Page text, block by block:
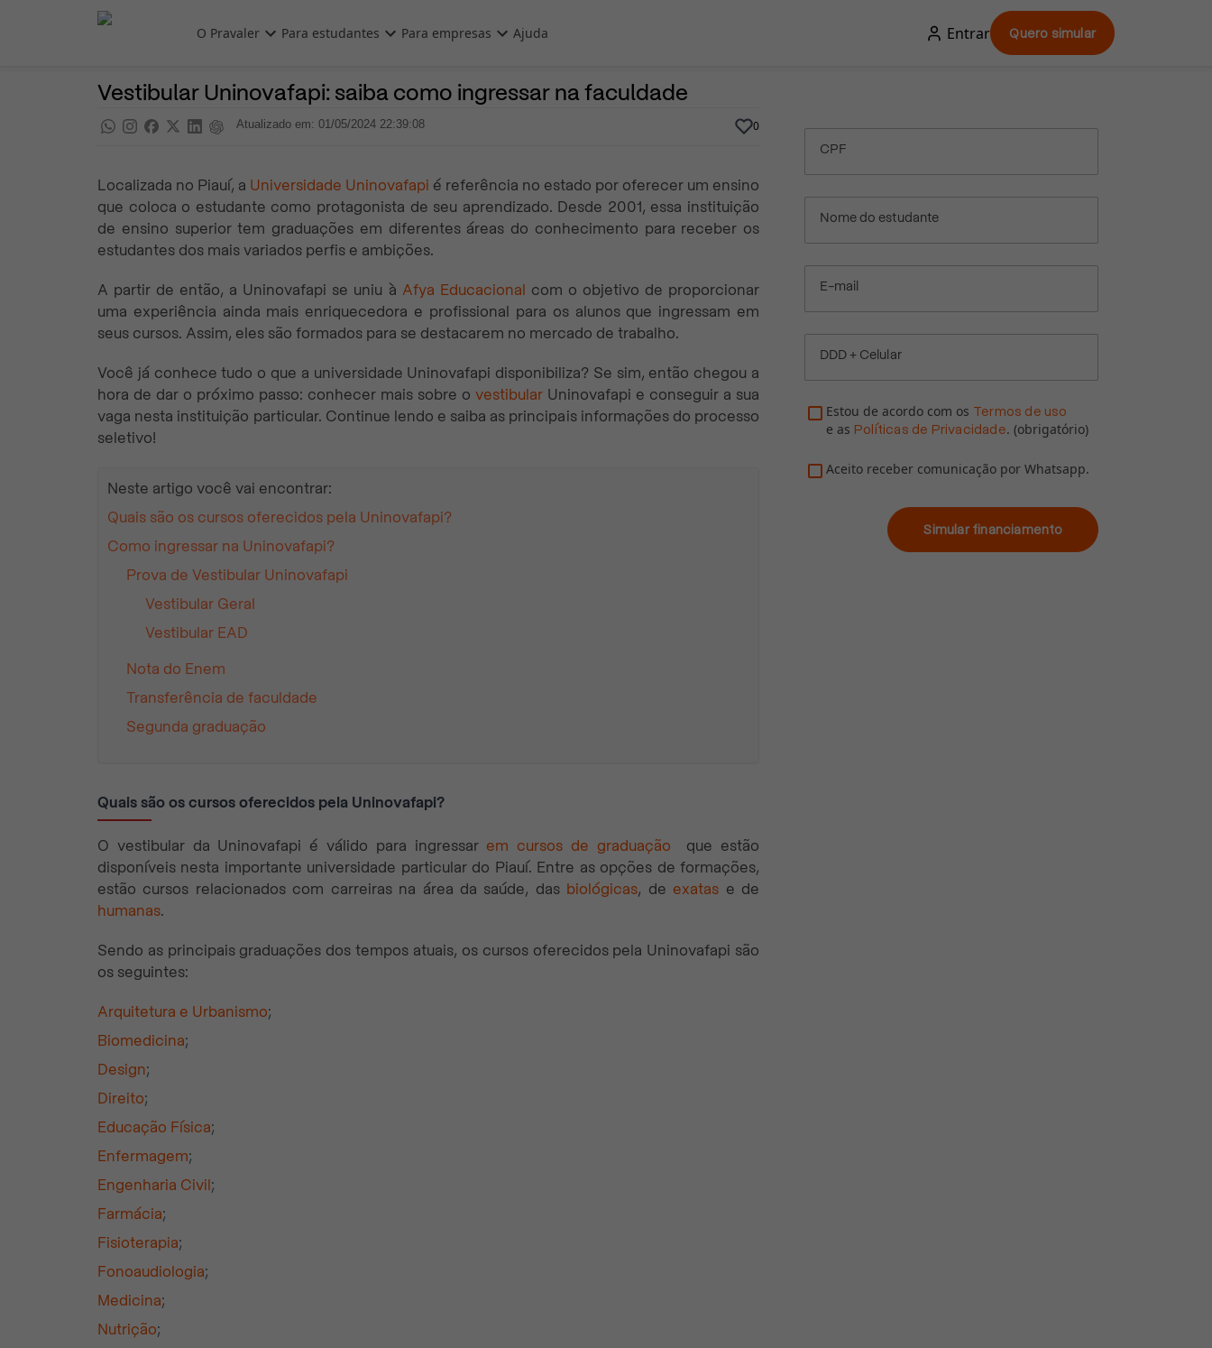
Pular para o conteúdo principal
O Pravaler Para estudantes Para empresas Ajuda Entrar Quero simular
Vestibular Uninovafapi: saiba como ingressar na faculdade
Atualizado em: 01/05/2024 22:39:08 0
CPF
Nome do estudante
E-mail
DDD + Celular
Estou de acordo com os Termos de uso
e as Políticas de Privacidade. (obrigatório)
Aceito receber comunicação por Whatsapp.
Simular financiamento
Localizada no Piauí, a Universidade Uninovafapi é referência no estado por oferecer um ensino
que coloca o estudante como protagonista de seu aprendizado. Desde 2001, essa instituição
de ensino superior tem graduações em diferentes áreas do conhecimento para receber os
estudantes dos mais variados perfis e ambições.
A partir de então, a Uninovafapi se uniu à Afya Educacional com o objetivo de proporcionar
uma experiência ainda mais enriquecedora e profissional para os alunos que ingressam em
seus cursos. Assim, eles são formados para se destacarem no mercado de trabalho.
Você já conhece tudo o que a universidade Uninovafapi disponibiliza? Se sim, então chegou a
hora de dar o próximo passo: conhecer mais sobre o vestibular Uninovafapi e conseguir a sua
vaga nesta instituição particular. Continue lendo e saiba as principais informações do processo
seletivo!
Neste artigo você vai encontrar:
Quais são os cursos oferecidos pela Uninovafapi?
Como ingressar na Uninovafapi?
Prova de Vestibular Uninovafapi
Vestibular Geral
Vestibular EAD
Nota do Enem
Transferência de faculdade
Segunda graduação
Quais são os cursos oferecidos pela Uninovafapi?
O vestibular da Uninovafapi é válido para ingressar em cursos de graduação que estão
disponíveis nesta importante universidade particular do Piauí. Entre as opções de formações,
estão cursos relacionados com carreiras na área da saúde, das biológicas, de exatas e de
humanas.
Sendo as principais graduações dos tempos atuais, os cursos oferecidos pela Uninovafapi são
os seguintes:
Arquitetura e Urbanismo;
Biomedicina;
Design;
Direito;
Educação Física;
Enfermagem;
Engenharia Civil;
Farmácia;
Fisioterapia;
Fonoaudiologia;
Medicina;
Nutrição;